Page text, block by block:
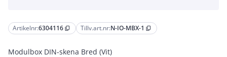
Artikelnr:6304116 content_copy Tillv.art.nr:N-IO-MBX-1 content_copy
Modulbox DIN-skena Bred (Vit)